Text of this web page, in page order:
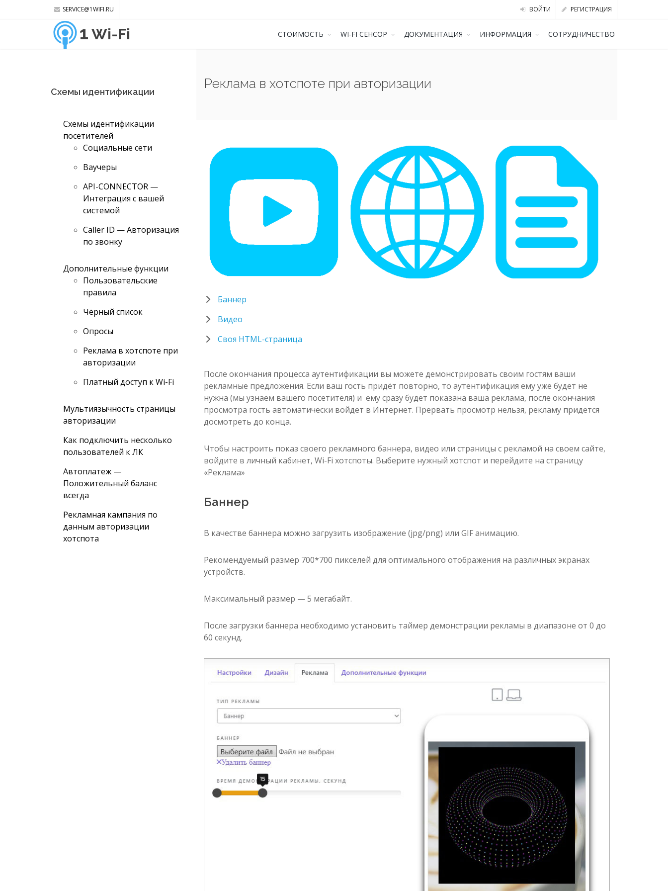
SERVICE@1WIFI.RU ВОЙТИ РЕГИСТРАЦИЯ
1 Wi-Fi СТОИМОСТЬ WI-FI СЕНСОР ДОКУМЕНТАЦИЯ ИНФОРМАЦИЯ СОТРУДНИЧЕСТВО
Схемы идентификации
Схемы идентификации
посетителей
Социальные сети
Ваучеры
API-CONNECTOR —
Интеграция с вашей
системой
Caller ID — Авторизация
по звонку
Дополнительные функции
Пользовательские
правила
Чёрный список
Опросы
Реклама в хотспоте при
авторизации
Платный доступ к Wi-Fi
Мультиязычность страницы
авторизации
Как подключить несколько
пользователей к ЛК
Автоплатеж —
Положительный баланс
всегда
Рекламная кампания по
данным авторизации
хотспота
Реклама в хотспоте при авторизации
Баннер
Видео
Своя HTML-страница
После окончания процесса аутентификации вы можете демонстрировать своим гостям ваши
рекламные предложения. Если ваш гость придёт повторно, то аутентификация ему уже будет не
нужна (мы узнаем вашего посетителя) и ему сразу будет показана ваша реклама, после окончания
просмотра гость автоматически войдет в Интернет. Прервать просмотр нельзя, рекламу придется
досмотреть до конца.
Чтобы настроить показ своего рекламного баннера, видео или страницы с рекламой на своем сайте,
войдите в личный кабинет, Wi-Fi хотспоты. Выберите нужный хотспот и перейдите на страницу
«Реклама»
Баннер
В качестве баннера можно загрузить изображение (jpg/png) или GIF анимацию.
Рекомендуемый размер 700*700 пикселей для оптимального отображения на различных экранах
устройств.
Максимальный размер — 5 мегабайт.
После загрузки баннера необходимо установить таймер демонстрации рекламы в диапазоне от 0 до
60 секунд.